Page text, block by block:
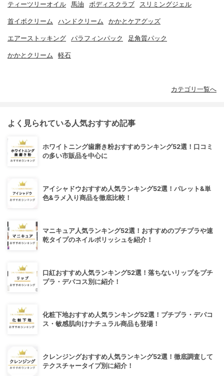
ティーツリーオイル 馬油 ボディスクラブ スリミングジェル
首イボクリーム ハンドクリーム かかとケアグッズ
エアーストッキング パラフィンパック 足角質パック
かかとクリーム 軽石
カテゴリ一覧へ
よく見られている人気おすすめ記事
ホワイトニング歯磨き粉おすすめランキング52選！口コミ
の多い市販品を中心に
アイシャドウおすすめ人気ランキング52選！パレット&単
色&ラメ入り商品を徹底比較！
マニキュア人気ランキング52選！おすすめのプチプラや速
乾タイプのネイルポリッシュを紹介！
口紅おすすめ人気ランキング52選！落ちないリップをプチ
プラ・デパコス別に紹介！
化粧下地おすすめ人気ランキング52選！プチプラ・デパコ
ス・敏感肌向けナチュラル商品も登場！
クレンジングおすすめ人気ランキング52選！徹底調査して
テクスチャータイプ別に紹介！